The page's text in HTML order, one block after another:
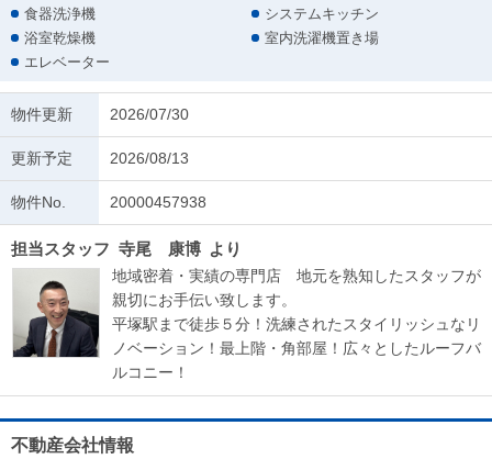
食器洗浄機
システムキッチン
浴室乾燥機
室内洗濯機置き場
エレベーター
物件更新 2026/07/30
更新予定 2026/08/13
物件No. 20000457938
担当スタッフ 寺尾 康博 より
地域密着・実績の専門店 地元を熟知したスタッフが
親切にお手伝い致します。
平塚駅まで徒歩５分！洗練されたスタイリッシュなリ
ノベーション！最上階・角部屋！広々としたルーフバ
ルコニー！
不動産会社情報